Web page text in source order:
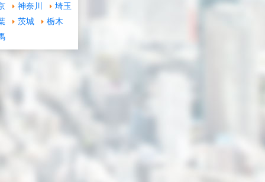
神奈川
埼玉
茨城
栃木